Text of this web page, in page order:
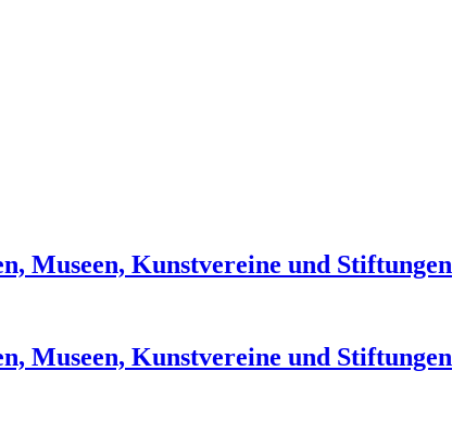
Museen, Kunstvereine und Stiftungen
Museen, Kunstvereine und Stiftungen